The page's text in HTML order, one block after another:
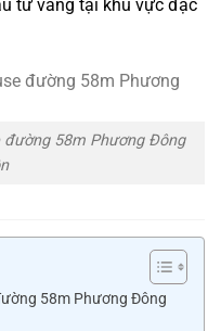
tư vàng tại khu vực đặc
đường 58m Phương Đông
58m Phương Đông